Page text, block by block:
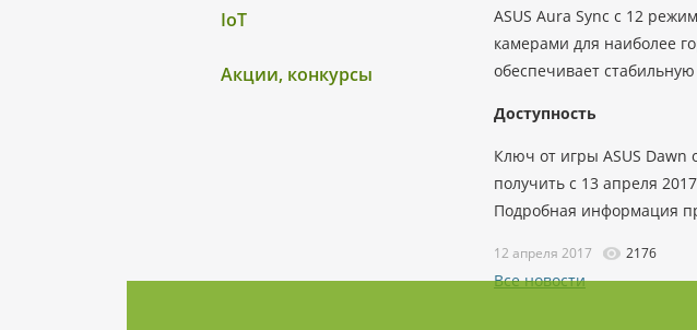
IoT
Акции, конкурсы
ASUS Aura Sync с 12
камерами для наиболее
обеспечивает
Доступность
Ключ от игры ASUS Dawn
получить с 13 апреля
Подробная информация
12 апреля 2017 2176
Все новости